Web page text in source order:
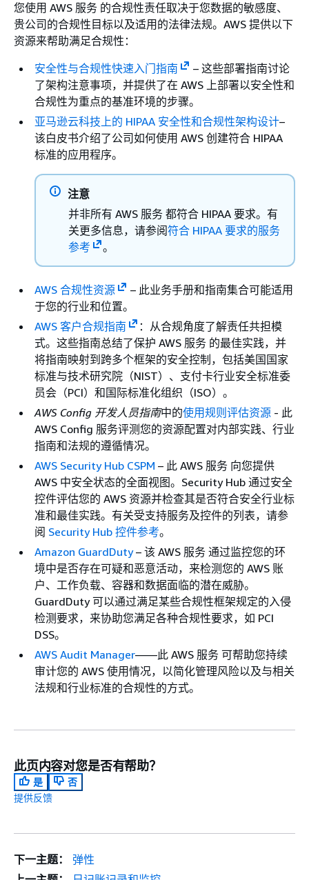
您使用 AWS 服务 的合规性责任取决于您数据的敏感度、
贵公司的合规性目标以及适用的法律法规。AWS 提供以下
资源来帮助满足合规性：
安全性与合规性快速入门指南
– 这些部署指南讨论
了架构注意事项，并提供了在 AWS 上部署以安全性和
合规性为重点的基准环境的步骤。
亚马逊云科技上的 HIPAA 安全性和合规性架构设计–
该白皮书介绍了公司如何使用 AWS 创建符合 HIPAA
标准的应用程序。
注意
并非所有 AWS 服务 都符合 HIPAA 要求。有
关更多信息，请参阅符合 HIPAA 要求的服务
参考
。
AWS 合规性资源
– 此业务手册和指南集合可能适用
于您的行业和位置。
AWS 客户合规指南
：从合规角度了解责任共担模
式。这些指南总结了保护 AWS 服务 的最佳实践，并
将指南映射到跨多个框架的安全控制，包括美国国家
标准与技术研究院（NIST）、支付卡行业安全标准委
员会（PCI）和国际标准化组织（ISO）。
AWS Config 开发人员指南中的使用规则评估资源 - 此
AWS Config 服务评测您的资源配置对内部实践、行业
指南和法规的遵循情况。
AWS Security Hub CSPM – 此 AWS 服务 向您提供
AWS 中安全状态的全面视图。Security Hub 通过安全
控件评估您的 AWS 资源并检查其是否符合安全行业标
准和最佳实践。有关受支持服务及控件的列表，请参
阅 Security Hub 控件参考。
Amazon GuardDuty– 该 AWS 服务 通过监控您的环
境中是否存在可疑和恶意活动，来检测您的 AWS 账
户、工作负载、容器和数据面临的潜在威胁。
GuardDuty 可以通过满足某些合规性框架规定的入侵
检测要求，来协助您满足各种合规性要求，如 PCI
DSS。
AWS Audit Manager——此 AWS 服务 可帮助您持续
审计您的 AWS 使用情况，以简化管理风险以及与相关
法规和行业标准的合规性的方式。
此页内容对您是否有帮助？
是
否
提供反馈
下一主题：
弹性